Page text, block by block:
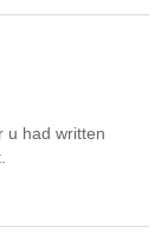
u had written